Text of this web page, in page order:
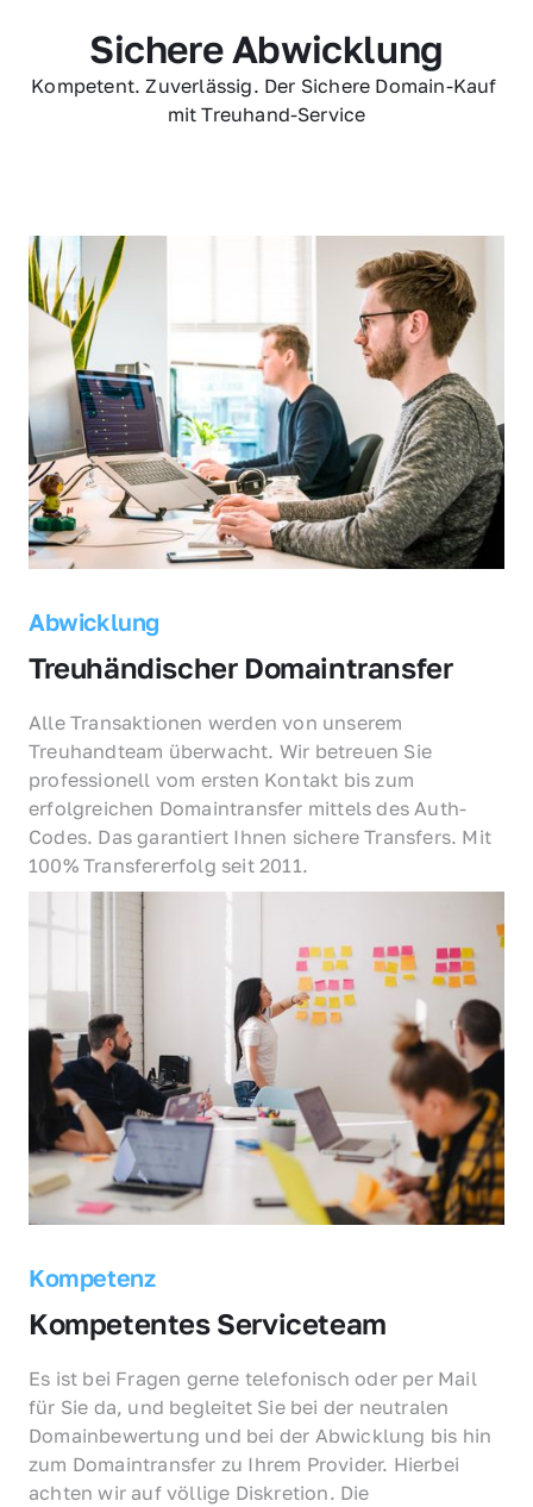
Sichere Abwicklung
Kompetent. Zuverlässig. Der Sichere Domain-Kauf
mit Treuhand-Service
Abwicklung
Treuhändischer Domaintransfer
Alle Transaktionen werden von unserem
Treuhandteam überwacht. Wir betreuen Sie
professionell vom ersten Kontakt bis zum
erfolgreichen Domaintransfer mittels des Auth-
Codes. Das garantiert Ihnen sichere Transfers. Mit
100% Transfererfolg seit 2011.
Kompetenz
Kompetentes Serviceteam
Es ist bei Fragen gerne telefonisch oder per Mail
für Sie da, und begleitet Sie bei der neutralen
Domainbewertung und bei der Abwicklung bis hin
zum Domaintransfer zu Ihrem Provider. Hierbei
achten wir auf völlige Diskretion. Die